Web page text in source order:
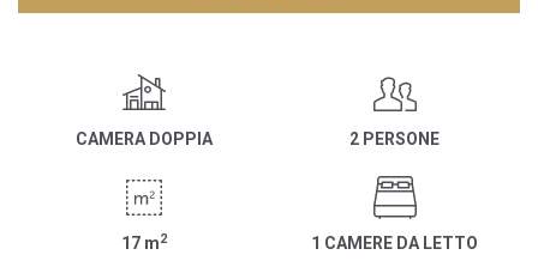
CAMERA DOPPIA 2 PERSONE
17 m2 1 CAMERE DA LETTO